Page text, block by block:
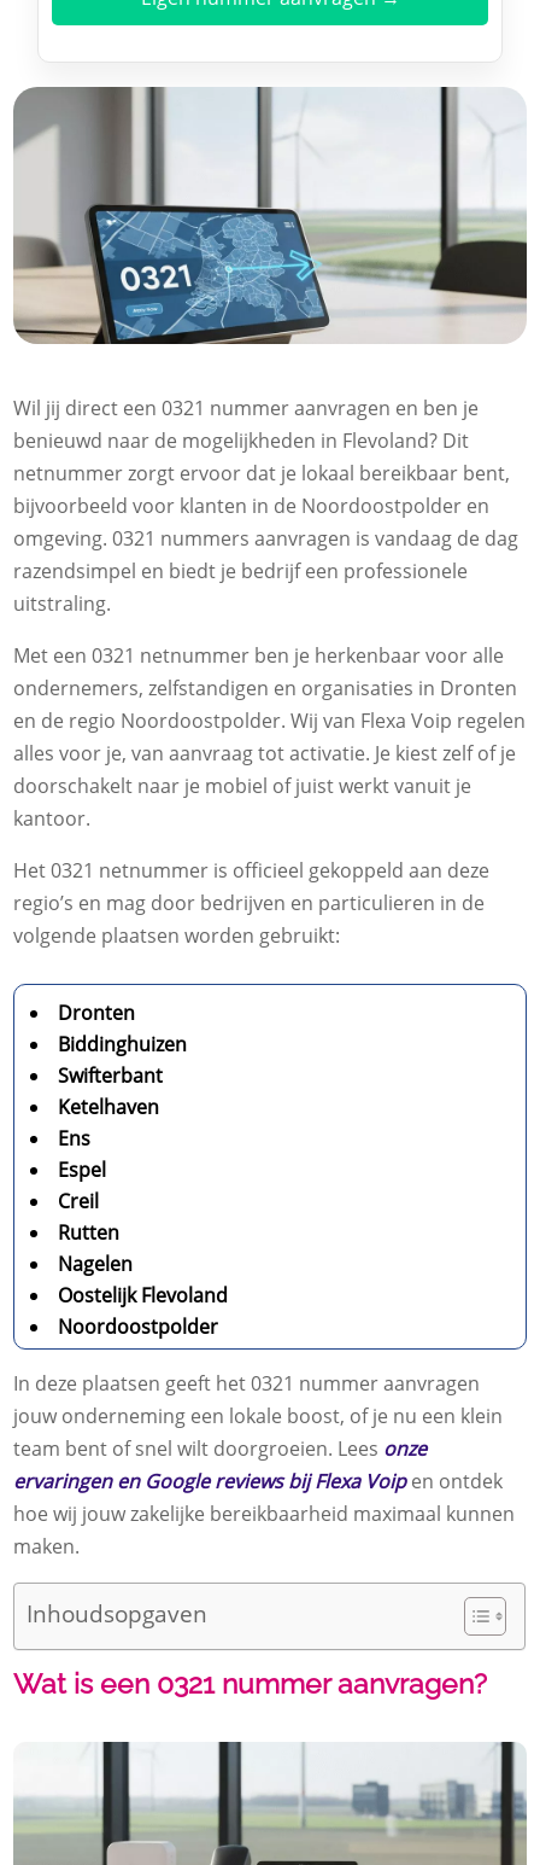
Wil jij direct een 0321 nummer aanvragen en ben je
benieuwd naar de mogelijkheden in Flevoland? Dit
netnummer zorgt ervoor dat je lokaal bereikbaar bent,
bijvoorbeeld voor klanten in de Noordoostpolder en
omgeving. 0321 nummers aanvragen is vandaag de dag
razendsimpel en biedt je bedrijf een professionele
uitstraling.
Met een 0321 netnummer ben je herkenbaar voor alle
ondernemers, zelfstandigen en organisaties in Dronten
en de regio Noordoostpolder. Wij van Flexa Voip regelen
alles voor je, van aanvraag tot activatie. Je kiest zelf of je
doorschakelt naar je mobiel of juist werkt vanuit je
kantoor.
Het 0321 netnummer is officieel gekoppeld aan deze
regio’s en mag door bedrijven en particulieren in de
volgende plaatsen worden gebruikt:
Dronten
Biddinghuizen
Swifterbant
Ketelhaven
Ens
Espel
Creil
Rutten
Nagelen
Oostelijk Flevoland
Noordoostpolder
In deze plaatsen geeft het 0321 nummer aanvragen
jouw onderneming een lokale boost, of je nu een klein
team bent of snel wilt doorgroeien. Lees onze
ervaringen en Google reviews bij Flexa Voipen ontdek
hoe wij jouw zakelijke bereikbaarheid maximaal kunnen
maken.
Inhoudsopgaven
Wat is een 0321 nummer aanvragen?